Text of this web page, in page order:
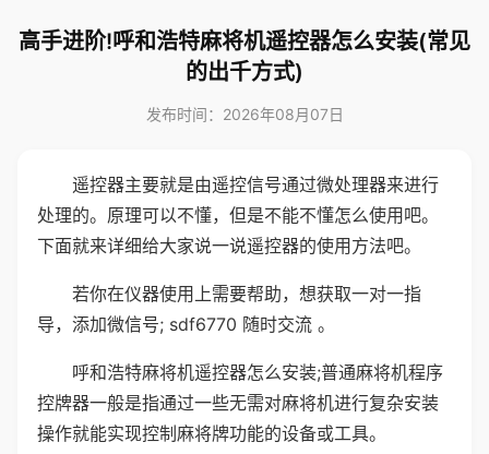
高手进阶!呼和浩特麻将机遥控器怎么安装(常见
的出千方式)
发布时间：2026年08月07日
遥控器主要就是由遥控信号通过微处理器来进行
处理的。原理可以不懂，但是不能不懂怎么使用吧。
下面就来详细给大家说一说遥控器的使用方法吧。
若你在仪器使用上需要帮助，想获取一对一指
导，添加微信号; sdf6770 随时交流 。
呼和浩特麻将机遥控器怎么安装;普通麻将机程序
控牌器一般是指通过一些无需对麻将机进行复杂安装
操作就能实现控制麻将牌功能的设备或工具。